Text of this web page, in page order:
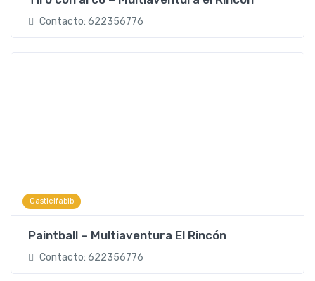
Contacto: 622356776
Castielfabib
Paintball – Multiaventura El Rincón
Contacto: 622356776